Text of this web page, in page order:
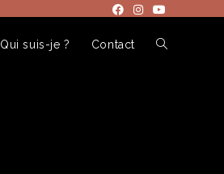
Qui suis-je ? Contact